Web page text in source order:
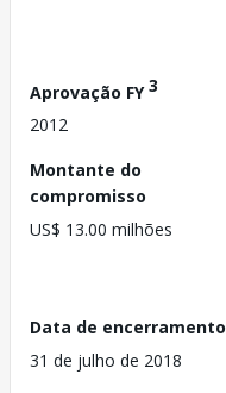
Aprovação FY3
2012
Montante do
compromisso
US$ 13.00 milhões
Data de encerramento
31 de julho de 2018